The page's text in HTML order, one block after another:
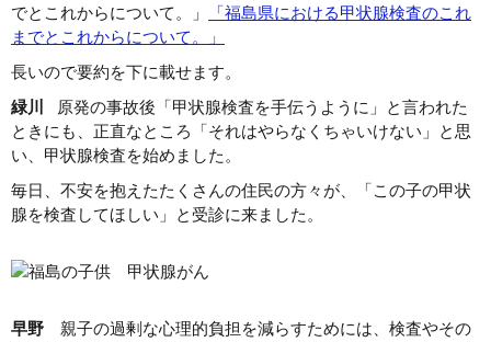
でとこれからについて。」
「福島県における甲状腺検査のこれ
までとこれからについて。」
長いので要約を下に載せます。
緑川
原発の事故後「甲状腺検査を手伝うように」と言われた
ときにも、正直なところ「それはやらなくちゃいけない」と思
い、甲状腺検査を始めました。
毎日、不安を抱えたたくさんの住民の方々が、「この子の甲状
腺を検査してほしい」と受診に来ました。
早野 親子の過剰な心理的負担を減らすためには、検査やその